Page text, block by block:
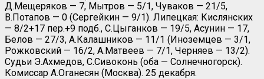
Д.Мещеряков — 7, Мытров — 5/1, Чуваков — 21/5,
В.Потапов — 0 (Сергейкин — 9/1). Липецкая: Кислянских
— 8/2+17 пер.+9 подб., С.Цыганков — 19/5, Асунин — 17,
Белов — 27/3, А.Калашников — 11/1 (Иноземцев — 3/1,
Рожковский — 16/2, А.Матвеев — 7/1, Черняев — 13/2).
Судьи Э.Ахмедов, С.Сивоконь (оба — Солнечногорск).
Комиссар А.Оганесян (Москва). 25 декабря.